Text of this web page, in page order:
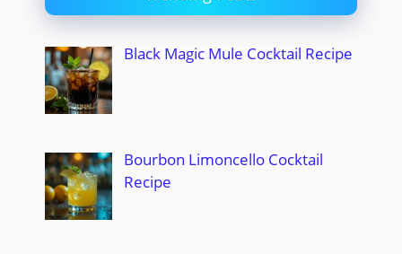
Black Magic Mule Cocktail Recipe
Bourbon Limoncello Cocktail
Recipe